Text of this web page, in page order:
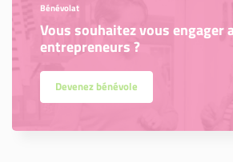
Bénévolat
Vous souhaitez vous engager
entrepreneurs ?
Devenez bénévole